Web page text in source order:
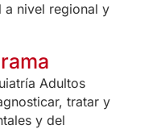
a nivel regional y
Adultos
tratar y
y del